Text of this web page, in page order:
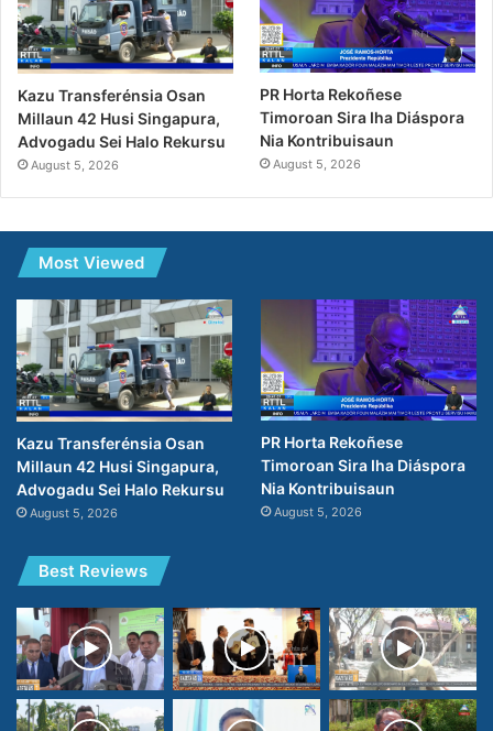
Kazu Transferénsia Osan
Millaun 42 Husi Singapura,
Advogadu Sei Halo Rekursu
August 5, 2026
PR Horta Rekoñese
Timoroan Sira Iha Diáspora
Nia Kontribuisaun
August 5, 2026
Most Viewed
Kazu Transferénsia Osan
Millaun 42 Husi Singapura,
Advogadu Sei Halo Rekursu
August 5, 2026
PR Horta Rekoñese
Timoroan Sira Iha Diáspora
Nia Kontribuisaun
August 5, 2026
Best Reviews